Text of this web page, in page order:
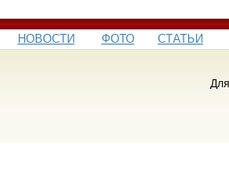
НОВОСТИ ФОТО СТАТЬИ